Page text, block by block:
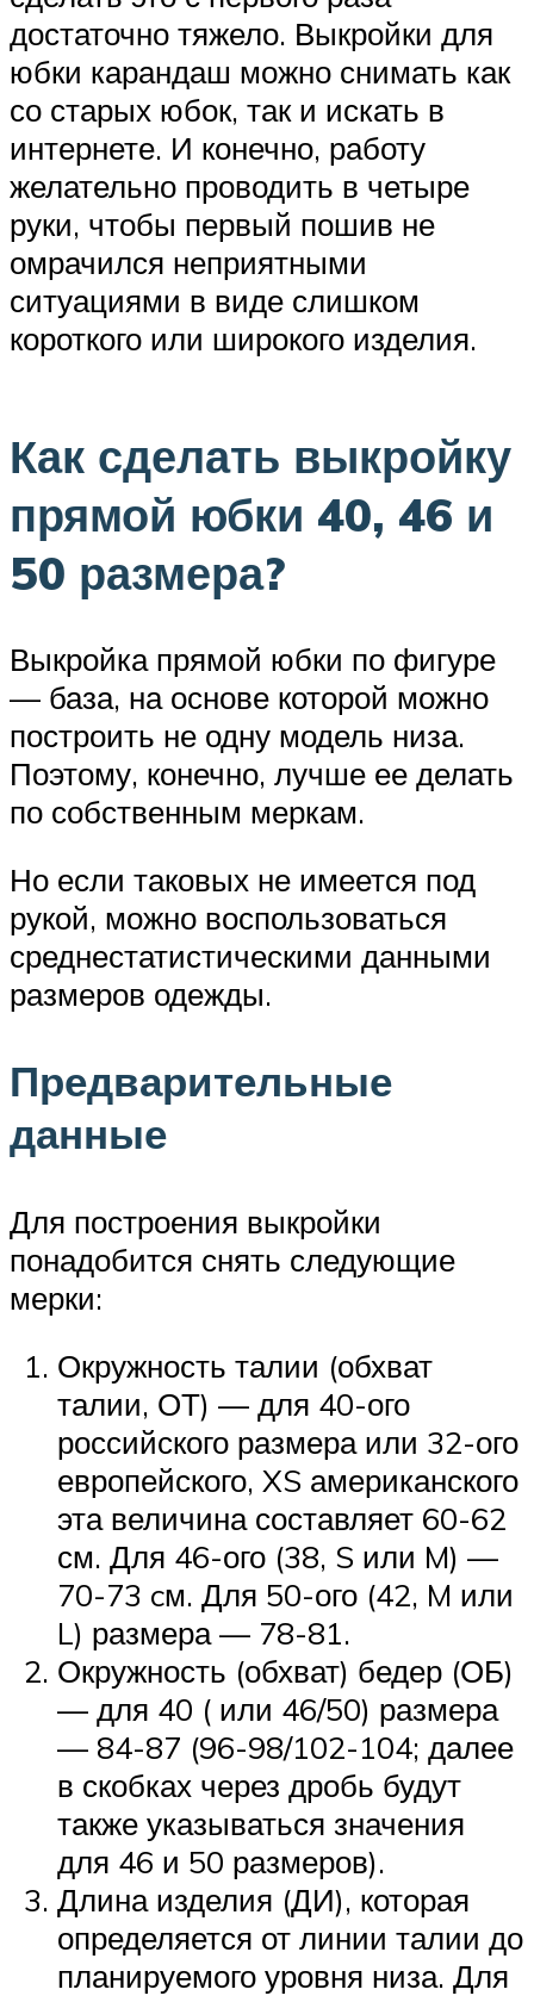
достаточно тяжело. Выкройки для
юбки карандаш можно снимать как
со старых юбок, так и искать в
интернете. И конечно, работу
желательно проводить в четыре
руки, чтобы первый пошив не
омрачился неприятными
ситуациями в виде слишком
короткого или широкого изделия.
Как сделать выкройку
прямой юбки 40, 46 и
50 размера?
Выкройка прямой юбки по фигуре
— база, на основе которой можно
построить не одну модель низа.
Поэтому, конечно, лучше ее делать
по собственным меркам.
Но если таковых не имеется под
рукой, можно воспользоваться
среднестатистическими данными
размеров одежды.
Предварительные
данные
Для построения выкройки
понадобится снять следующие
мерки:
Окружность талии (обхват
талии, ОТ) — для 40-ого
российского размера или 32-ого
европейского, XS американского
эта величина составляет 60-62
см. Для 46-ого (38, S или M) —
70-73 cм. Для 50-ого (42, M или
L) размера — 78-81.
Окружность (обхват) бедер (ОБ)
— для 40 ( или 46/50) размера
— 84-87 (96-98/102-104; далее
в скобках через дробь будут
также указываться значения
для 46 и 50 размеров).
Длина изделия (ДИ), которая
определяется от линии талии до
планируемого уровня низа. Для